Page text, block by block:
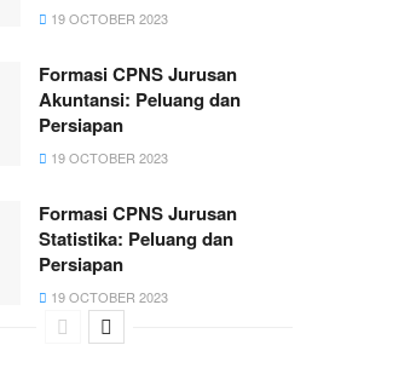
19 OCTOBER 2023
Formasi CPNS Jurusan
Akuntansi: Peluang dan
Persiapan
19 OCTOBER 2023
Formasi CPNS Jurusan
Statistika: Peluang dan
Persiapan
19 OCTOBER 2023